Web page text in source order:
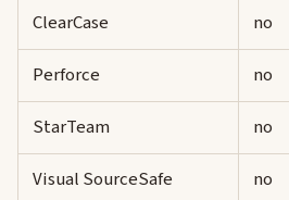
ClearCase no
Perforce
no
StarTeam
no
Visual SourceSafe
no